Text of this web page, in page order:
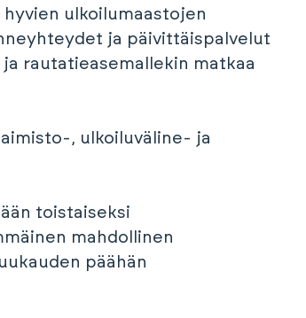
ulkoilumaastojen
ja päivittäispalvelut
ja rautatieasemallekin matkaa
, ulkoiluväline- ja
toistaiseksi
mahdollinen
päähän